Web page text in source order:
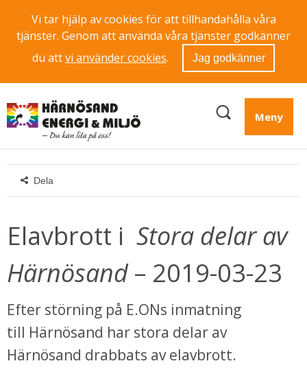
Vi tar hjälp av cookies för att tillhandahålla våra
tjänster. Genom att använda våra tjänster godkänner
du attvi använder cookies. Jag godkänner
Meny
Dela
Elavbrott i Stora delar av
Härnösand – 2019-03-23
Efter störning på E.ONs inmatning
till Härnösand har stora delar av
Härnösand drabbats av elavbrott.